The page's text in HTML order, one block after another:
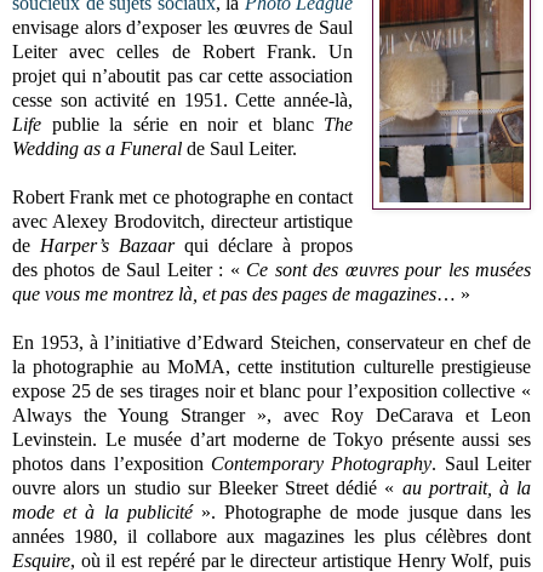
envisage alors d’exposer les œuvres de Saul
Leiter avec celles de Robert Frank. Un
projet qui n’aboutit pas car cette association
cesse son activité en 1951. Cette année-là,
Life publie la série en noir et blanc The
Wedding as a Funeral de Saul Leiter.
Robert Frank met ce photographe en contact
avec Alexey Brodovitch, directeur artistique
de Harper’s Bazaarqui déclare à propos
des photos de Saul Leiter : « Ce sont des œuvres pour les musées
que vous me montrez là, et pas des pages de magazines… »
En 1953, à l’initiative d’Edward Steichen, conservateur en chef de
la photographie au MoMA, cette institution culturelle prestigieuse
expose 25 de ses tirages noir et blanc pour l’exposition collective «
Always the Young Stranger », avec Roy DeCarava et Leon
Levinstein. Le musée d’art moderne de Tokyo présente aussi ses
photos dans l’exposition Contemporary Photography. Saul Leiter
ouvre alors un studio sur Bleeker Street dédié « au portrait, à la
mode et à la publicité». Photographe de mode jusque dans les
années 1980, il collabore aux magazines les plus célèbres dont
Esquire, où il est repéré par le directeur artistique Henry Wolf, puis